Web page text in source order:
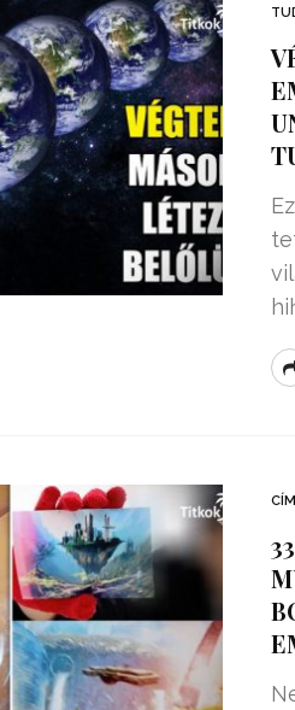
99,13%-OS
NULLÁZZA AZ
EZ A MOTOR!